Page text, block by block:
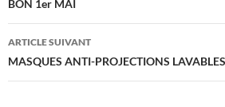
des
articles
BON 1er MAI
ARTICLE SUIVANT
MASQUES ANTI-PROJECTIONS